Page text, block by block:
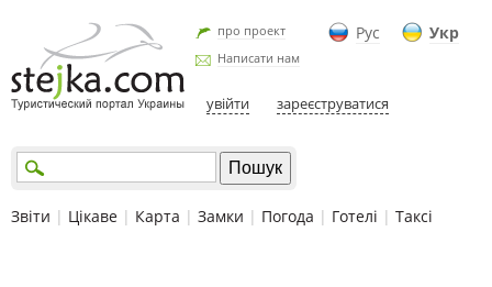
Рус Укр
про проект
Написати нам
увійти зареєструватися
Звіти | Цікаве | Карта | Замки | Погода | Готелі | Таксі